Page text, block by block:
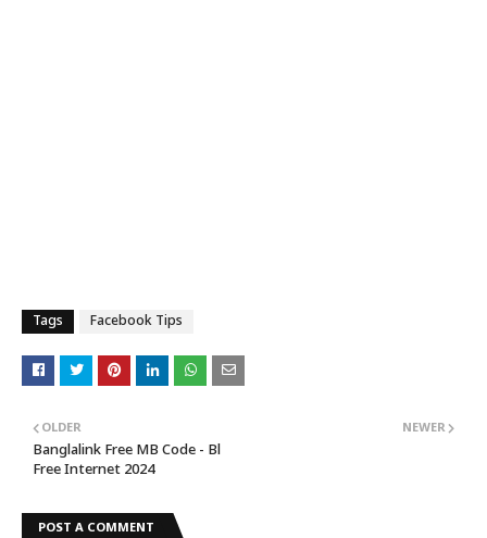
Tags Facebook Tips
NEWER
OLDER
Banglalink Free MB Code - Bl
Free Internet 2024
POST A COMMENT